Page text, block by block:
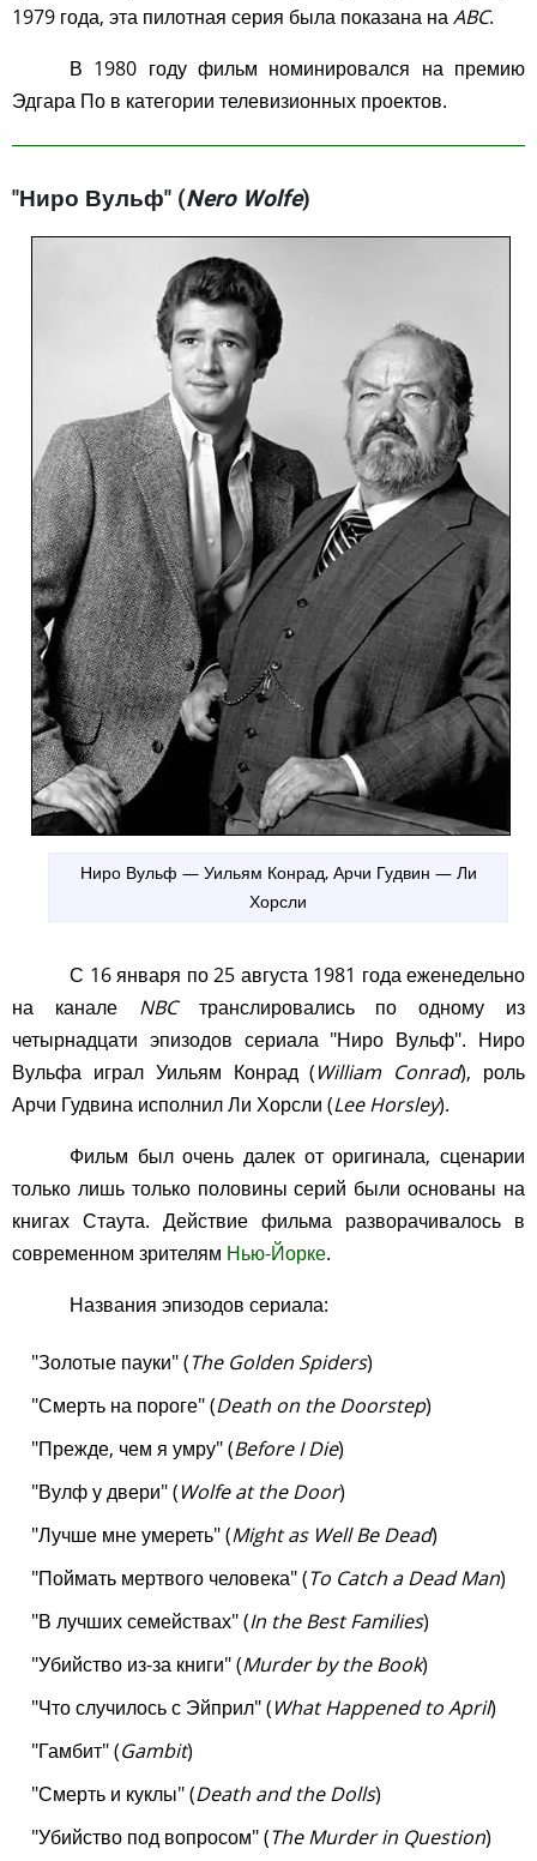
1979 года, эта пилотная серия была показана наABC.
В 1980 году фильм номинировался на премию
Эдгара По в категории телевизионных проектов.
"Ниро Вульф" (Nero Wolfe)
Ниро Вульф — Уильям Конрад, Арчи Гудвин — Ли
Хорсли
С 16 января по 25 августа 1981 года еженедельно
на канале NBCтранслировались по одному из
четырнадцати эпизодов сериала "Ниро Вульф". Ниро
Вульфа играл Уильям Конрад (William Conrad), роль
Арчи Гудвина исполнил Ли Хорсли (Lee Horsley).
Фильм был очень далек от оригинала, сценарии
только лишь только половины серий были основаны на
книгах Стаута. Действие фильма разворачивалось в
современном зрителям Нью-Йорке.
Названия эпизодов сериала:
"Золотые пауки" (The Golden Spiders)
"Смерть на пороге" (Death on the Doorstep)
"Прежде, чем я умру" (Before I Die)
"Вулф у двери" (Wolfe at the Door)
"Лучше мне умереть" (Might as Well Be Dead)
"Поймать мертвого человека" (To Catch a Dead Man)
"В лучших семействах" (In the Best Families)
"Убийство из-за книги" (Murder by the Book)
"Что случилось с Эйприл" (What Happened to April)
"Гамбит" (Gambit)
"Смерть и куклы" (Death and the Dolls)
"Убийство под вопросом" (The Murder in Question)